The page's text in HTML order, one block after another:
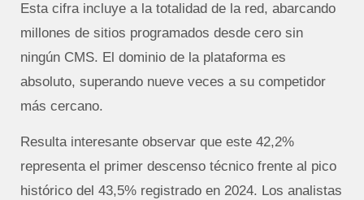
Esta cifra incluye a la totalidad de la red, abarcando
millones de sitios programados desde cero sin
ningún CMS. El dominio de la plataforma es
absoluto, superando nueve veces a su competidor
más cercano.
Resulta interesante observar que este 42,2%
representa el primer descenso técnico frente al pico
histórico del 43,5% registrado en 2024. Los analistas